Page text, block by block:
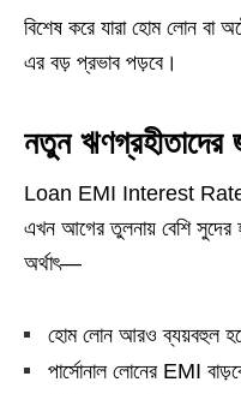
বিশেষ করে যারা হোম লোন বা
এর বড় প্রভাব পড়বে।
নতুন ঋণগ্রহীতাদের
Loan EMI Interest Rate
এখন আগের তুলনায় বেশি সুদের
অর্থাৎ—
হোম লোন আরও ব্যয়বহুল
পার্সোনাল লোনের EMI